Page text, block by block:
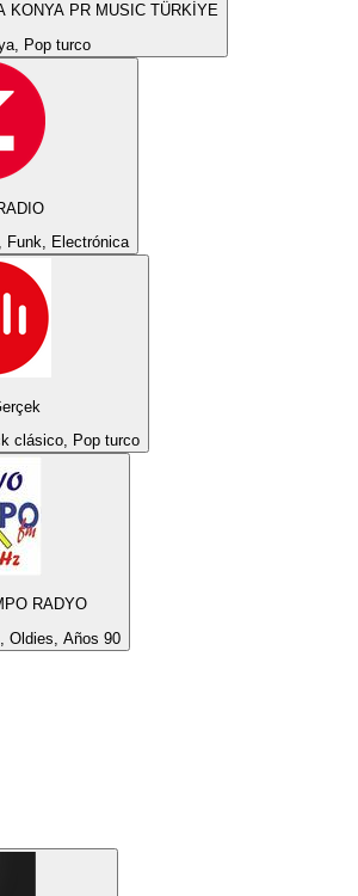
KONYA PR MUSIC TÜRKİYE
Pop turco
Funk, Electrónica
clásico, Pop turco
RADYO
Oldies, Años 90